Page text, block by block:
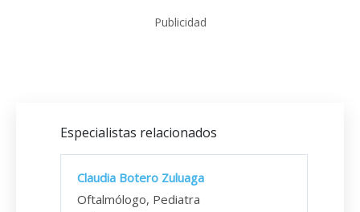
Publicidad
Especialistas relacionados
Claudia Botero Zuluaga
Oftalmólogo, Pediatra